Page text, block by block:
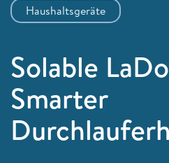
Haushaltsgeräte
Solable
Smarter